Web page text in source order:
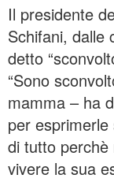
Il presidente
Schifani, dalle
detto
“Sono
mamma – ha
per
di tutto perchè
vivere la sua